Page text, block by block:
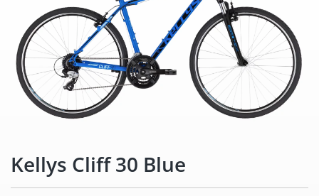
Kellys Cliff 30 Blue